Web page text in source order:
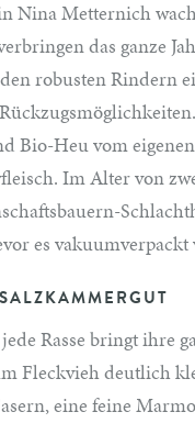
Nina Metternich
das ganze
robusten Rindern
Heu vom eigenen
Im Alter von
es
Rasse bringt ihre
Fleckvieh deutlich
eine feine